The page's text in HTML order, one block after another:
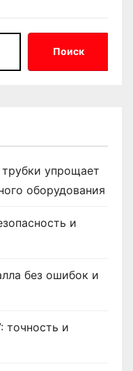
Поиск
упрощает
оборудования
и
без ошибок и
точность и